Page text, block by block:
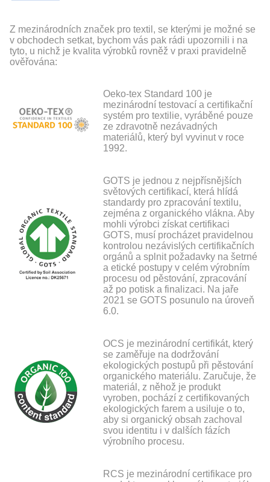
Z mezinárodních značek pro textil, se kterými je možné se
v obchodech setkat, bychom vás pak rádi upozornili i na
tyto, u nichž je kvalita výrobků rovněž v praxi pravidelně
ověřována:
Oeko-tex Standard 100 je
mezinárodní testovací a certifikační
systém pro textilie, vyráběné pouze
ze zdravotně nezávadných
materiálů, který byl vyvinut v roce
1992.
GOTS je jednou z nejpřísnějších
světových certifikací, která hlídá
standardy pro zpracování textilu,
zejména z organického vlákna. Aby
mohli výrobci získat certifikaci
GOTS, musí procházet pravidelnou
kontrolou nezávislých certifikačních
orgánů a splnit požadavky na šetrné
a etické postupy v celém výrobním
procesu od pěstování, zpracování
až po potisk a finalizaci. Na jaře
2021 se GOTS posunulo na úroveň
6.0.
OCS je mezinárodní certifikát, který
se zaměřuje na dodržování
ekologických postupů při pěstování
organického materiálu. Zaručuje, že
materiál, z něhož je produkt
vyroben, pochází z certifikovaných
ekologických farem a usiluje o to,
aby si organický obsah zachoval
svou identitu i v dalších fázích
výrobního procesu.
RCS je mezinárodní certifikace pro